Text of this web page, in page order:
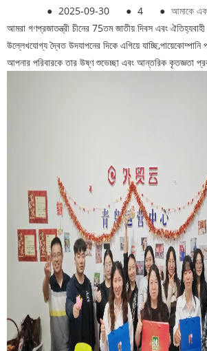
● 2025-09-30 ● 4 ● আমাকে
আমরা গণপ্রজাতন্ত্রী চীনের 75তম জাতীয় দিবস এবং
উল্লেখযোগ্য দ্বৈত উদযাপনের দিকে এগিয়ে যাচ্ছি,পায়েকোম্পানি
আপনার পরিবারকে তার উষ্ণ শুভেচ্ছা এবং আন্তরিক কৃতজ্ঞতা